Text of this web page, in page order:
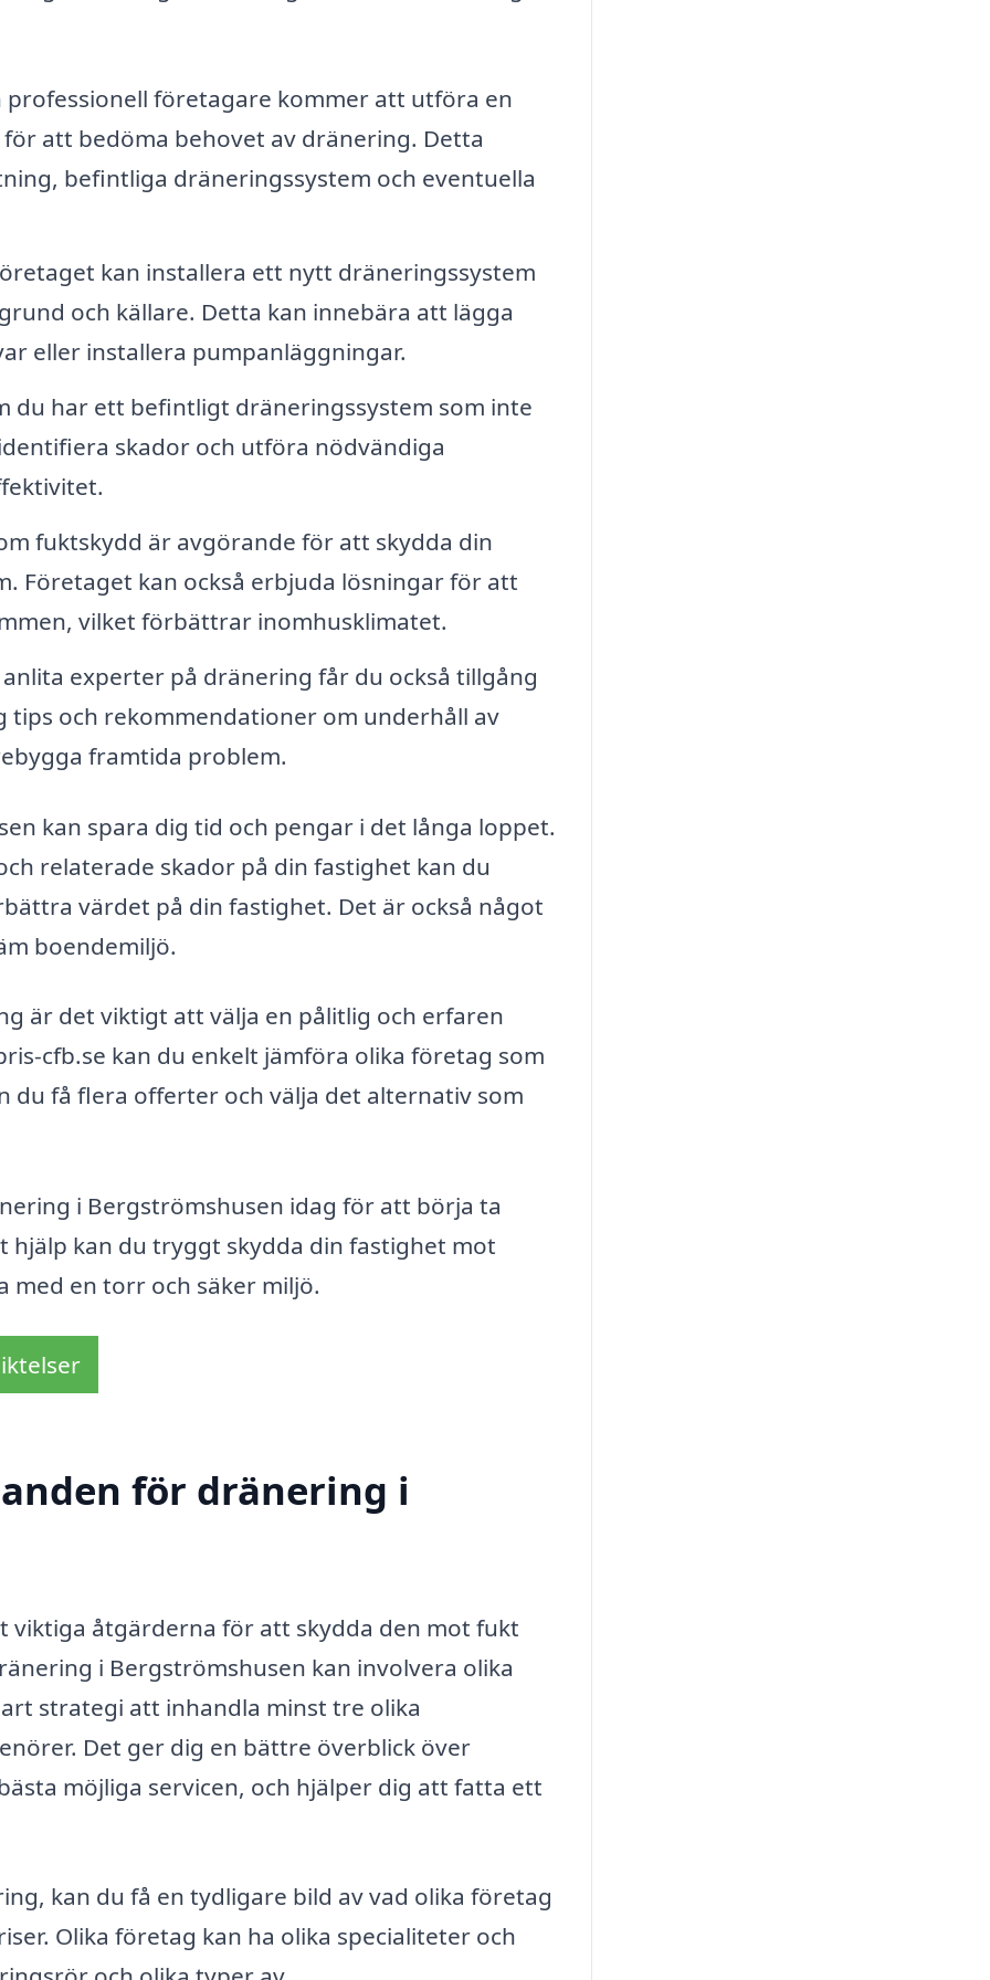
professionell företagare kommer att utföra en
att bedöma behovet av dränering. Detta
befintliga dräneringssystem och eventuella
kan installera ett nytt dräneringssystem
och källare. Detta kan innebära att lägga
eller installera pumpanläggningar.
du har ett befintligt dräneringssystem som inte
skador och utföra nödvändiga
fuktskydd är avgörande för att skydda din
Företaget kan också erbjuda lösningar för att
vilket förbättrar inomhusklimatet.
experter på dränering får du också tillgång
tips och rekommendationer om underhåll av
framtida problem.
kan spara dig tid och pengar i det långa loppet.
relaterade skador på din fastighet kan du
värdet på din fastighet. Det är också något
boendemiljö.
är det viktigt att välja en pålitlig och erfaren
cfb.se kan du enkelt jämföra olika företag som
få flera offerter och välja det alternativ som
i Bergströmshusen idag för att börja ta
kan du tryggt skydda din fastighet mot
en torr och säker miljö.
för dränering i
viktiga åtgärderna för att skydda den mot fukt
i Bergströmshusen kan involvera olika
strategi att inhandla minst tre olika
Det ger dig en bättre överblick över
möjliga servicen, och hjälper dig att fatta ett
kan du få en tydligare bild av vad olika företag
Olika företag kan ha olika specialiteter och